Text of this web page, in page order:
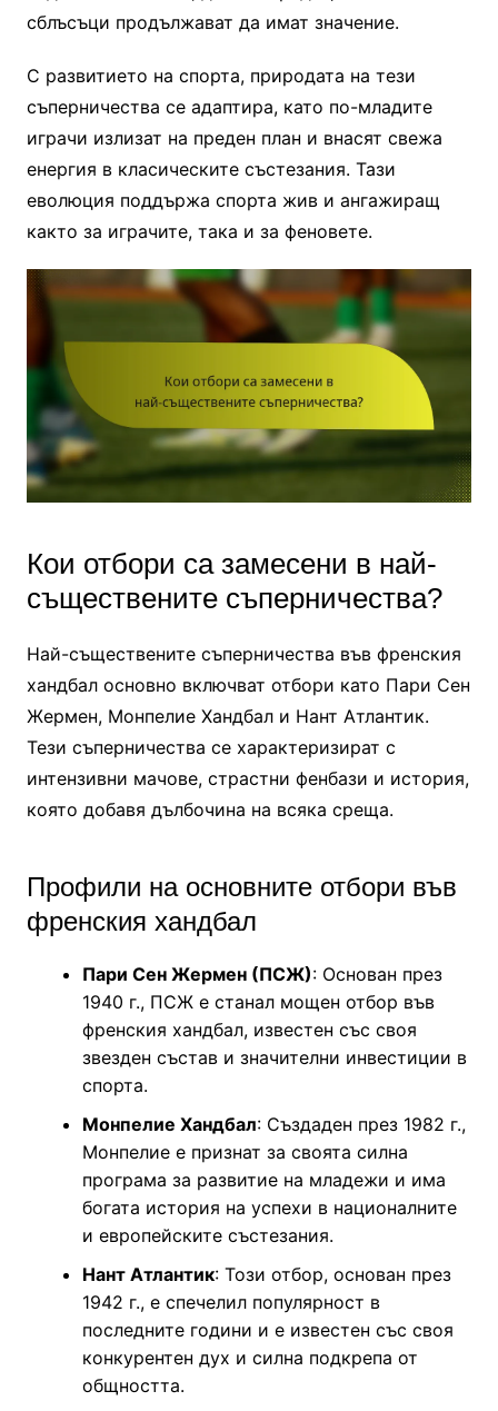
сблъсъци продължават да имат значение.
С развитието на спорта, природата на тези
съперничества се адаптира, като по-младите
играчи излизат на преден план и внасят свежа
енергия в класическите състезания. Тази
еволюция поддържа спорта жив и ангажиращ
както за играчите, така и за феновете.
Кои отбори са замесени в най-
съществените съперничества?
Най-съществените съперничества във френския
хандбал основно включват отбори като Пари Сен
Жермен, Монпелие Хандбал и Нант Атлантик.
Тези съперничества се характеризират с
интензивни мачове, страстни фенбази и история,
която добавя дълбочина на всяка среща.
Профили на основните отбори във
френския хандбал
Пари Сен Жермен (ПСЖ): Основан през
1940 г., ПСЖ е станал мощен отбор във
френския хандбал, известен със своя
звезден състав и значителни инвестиции в
спорта.
Монпелие Хандбал: Създаден през 1982 г.,
Монпелие е признат за своята силна
програма за развитие на младежи и има
богата история на успехи в националните
и европейските състезания.
Нант Атлантик: Този отбор, основан през
1942 г., е спечелил популярност в
последните години и е известен със своя
конкурентен дух и силна подкрепа от
общността.